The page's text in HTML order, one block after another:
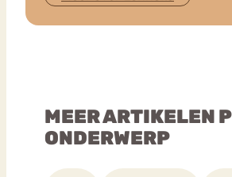
MEER ARTIKELEN
ONDERWERP